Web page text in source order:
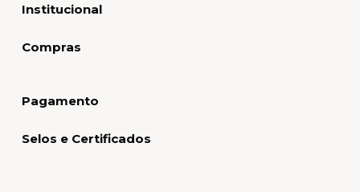
Institucional
Compras
Pagamento
Selos e Certificados